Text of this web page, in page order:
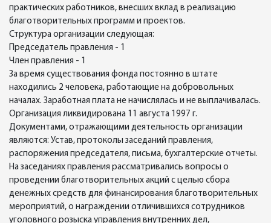
практических работников, внесших вклад в реализацию
благотворительных программ и проектов.
Структура организации следующая:
Председатель правления - 1
Член правления - 1
За время существования фонда постоянно в штате
находились 2 человека, работающие на добровольных
началах. Заработная плата не начислялась и не выплачивалась.
Организация ликвидирована 11 августа 1997 г.
Документами, отражающими деятельность организации
являются: Устав, протоколы заседаний правления,
распоряжения председателя, письма, бухгалтерские отчеты.
На заседаниях правления рассматривались вопросы о
проведении благотворительных акций с целью сбора
денежных средств для финансирования благотворительных
мероприятий, о награждении отличившихся сотрудников
уголовного розыска управления внутренних дел,